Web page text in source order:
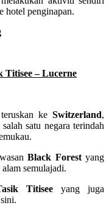
hotel penginapan.
Titisee – Lucerne
ke Switzerland,
satu negara terindah
Black Forestyang
semulajadi.
Titiseeyang juga